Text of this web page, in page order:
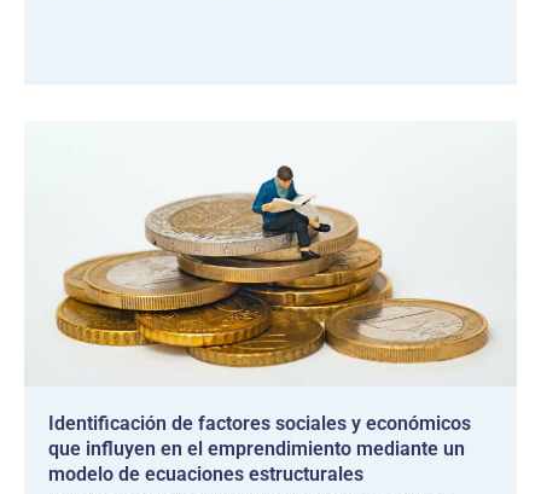
Identificación de factores sociales y económicos
que influyen en el emprendimiento mediante un
modelo de ecuaciones estructurales